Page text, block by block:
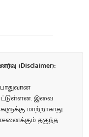
(Disclaimer):
இவை
மாற்றாகாது.
தகுந்த